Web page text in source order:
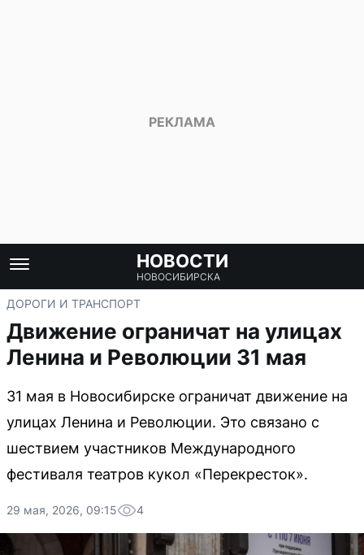
НОВОСТИ
НОВОСИБИРСКА
ДОРОГИ И ТРАНСПОРТ
Движение ограничат на улицах
Ленина и Революции 31 мая
31 мая в Новосибирске ограничат движение на
улицах Ленина и Революции. Это связано с
шествием участников Международного
фестиваля театров кукол «Перекресток».
29 мая, 2026, 09:15 4